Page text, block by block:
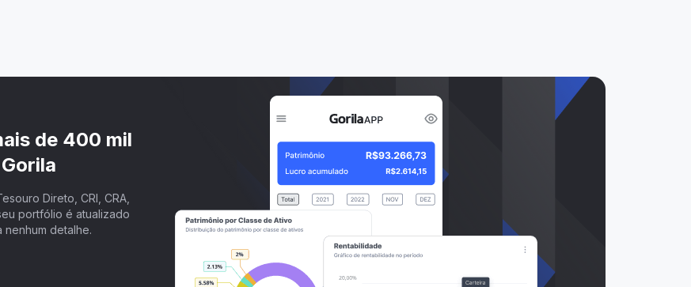
de 400 mil
Direto, CRI, CRA,
portfólio é atualizado
detalhe.